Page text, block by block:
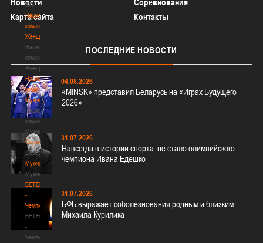
3х3
Национальная
команда.
Женщины
Национальная
команда.
Женщины
Национальная
команда.
Мужчины
Национальная
команда.
Мужчины
Соревнования
Соревнования
Мужчины
Мужчины
BETERA
-
Чемпионат
BETERA
-
Чемпионат
Карта сайта
Контакты
ПОСЛЕДНИЕ НОВОСТИ
04.08.2026
«MINSK» представил Беларусь на «Играх Будущего –
2026»
31.07.2026
Навсегда в истории спорта: не стало олимпийского
чемпиона Ивана Едешко
31.07.2026
БФБ выражает соболезнования родным и близким
Михаила Курилика